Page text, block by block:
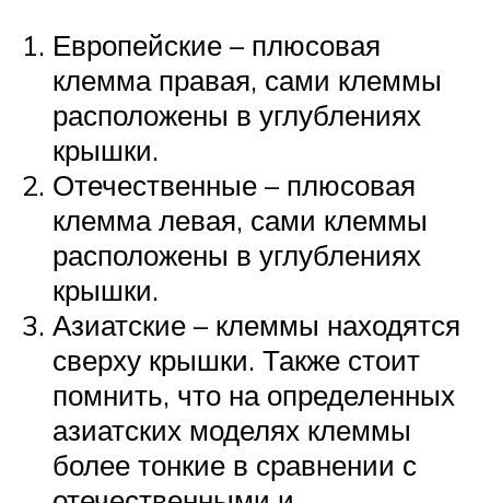
Европейские – плюсовая
клемма правая, сами клеммы
расположены в углублениях
крышки.
Отечественные – плюсовая
клемма левая, сами клеммы
расположены в углублениях
крышки.
Азиатские – клеммы находятся
сверху крышки. Также стоит
помнить, что на определенных
азиатских моделях клеммы
более тонкие в сравнении с